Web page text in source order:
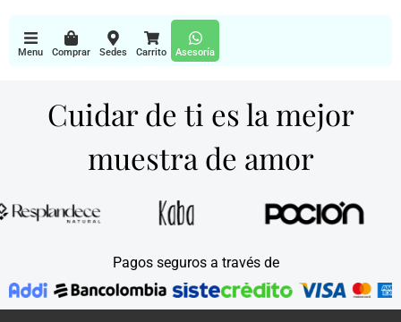
Menu Comprar Sedes Carrito Asesoría
Cuidar de ti es la mejor
muestra de amor
Pagos seguros a través de